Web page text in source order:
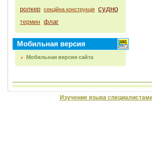
ролкер секційна конструкція судно
термин флаг
Мобильная версия
Мобильная версия сайта
Изучение языка